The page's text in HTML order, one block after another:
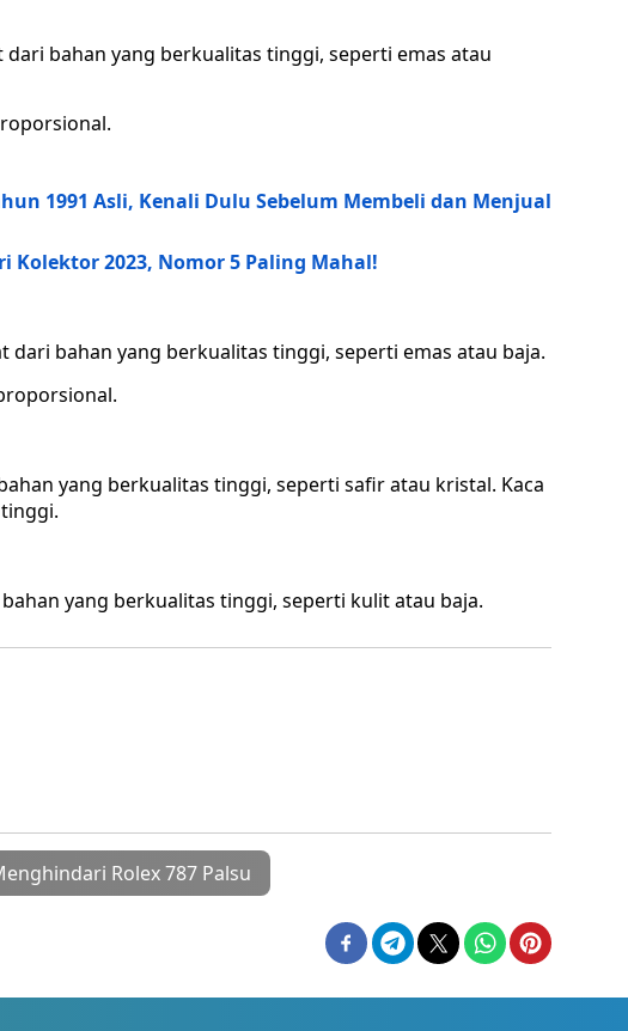
bahan yang berkualitas tinggi, seperti emas atau
1991 Asli, Kenali Dulu Sebelum Membeli dan Menjual
Kolektor 2023, Nomor 5 Paling Mahal!
dari bahan yang berkualitas tinggi, seperti emas atau baja.
yang berkualitas tinggi, seperti safir atau kristal. Kaca
yang berkualitas tinggi, seperti kulit atau baja.
Rolex 787 Palsu